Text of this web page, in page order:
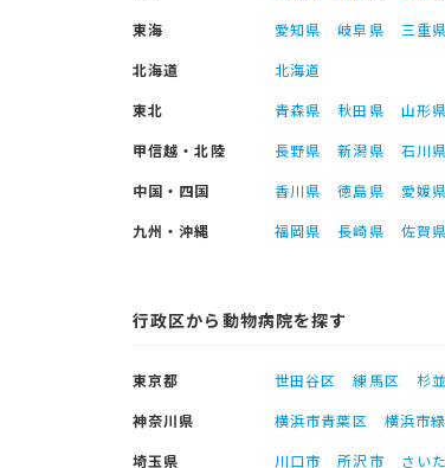
東海
愛知県 岐阜県 三重県
北海道
北海道
東北
青森県 秋田県 山形県
甲信越・北陸
長野県 新潟県 石川県
中国・四国
香川県 徳島県 愛媛県
九州・沖縄
福岡県 長崎県 佐賀県
行政区から動物病院を探す
東京都 世田谷区 練馬区 杉
神奈川県
横浜市青葉区 横浜市
埼玉県
川口市 所沢市 さい